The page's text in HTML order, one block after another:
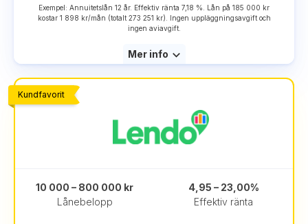
Exempel: Annuitetslån 12 år. Effektiv ränta 7,18 %. Lån på 185 000 kr
kostar 1 898 kr/mån (totalt 273 251 kr). Ingen uppläggningsavgift och
ingen aviavgift.
Mer info
Kundfavorit
Lånebelopp
10 000 – 800 000 kr
Effektiv ränta
4,95 – 23,00%